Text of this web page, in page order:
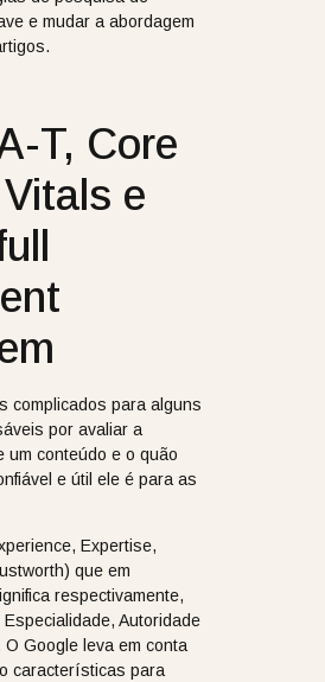
e mudar a abordagem
T, Core
e
complicados para alguns
por avaliar a
um conteúdo e o quão
e útil ele é para as
Expertise,
que em
respectivamente,
Autoridade
O Google leva em conta
características para